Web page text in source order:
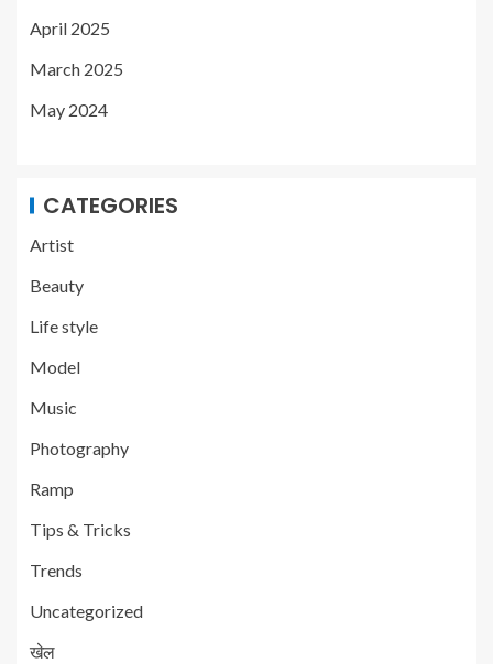
April 2025
March 2025
May 2024
CATEGORIES
Artist
Beauty
Life style
Model
Music
Photography
Ramp
Tips & Tricks
Trends
Uncategorized
खेल